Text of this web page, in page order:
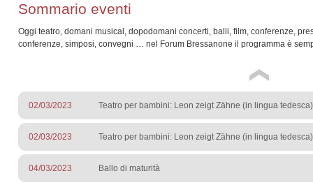
Sommario eventi
Oggi teatro, domani musical, dopodomani concerti, balli, film, conferenze,
conferenze, simposi, convegni … nel Forum Bressanone il programma è
02/03/2023 Teatro per bambini: Leon zeigt Zähne (in lingua tedesca)
02/03/2023 Teatro per bambini: Leon zeigt Zähne (in lingua tedesca)
04/03/2023 Ballo di maturità